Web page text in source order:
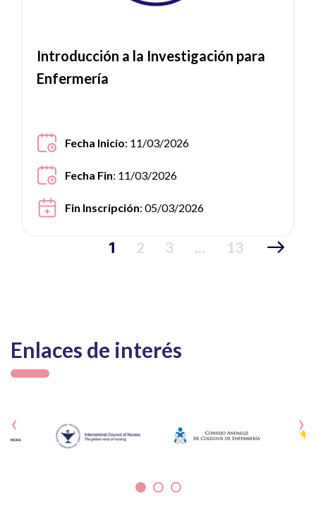
Introducción a la Investigación para
Enfermería
Fecha Inicio: 11/03/2026
Fecha Fin: 11/03/2026
Fin Inscripción: 05/03/2026
1 2 3 … 13
Enlaces de interés
‹ ›